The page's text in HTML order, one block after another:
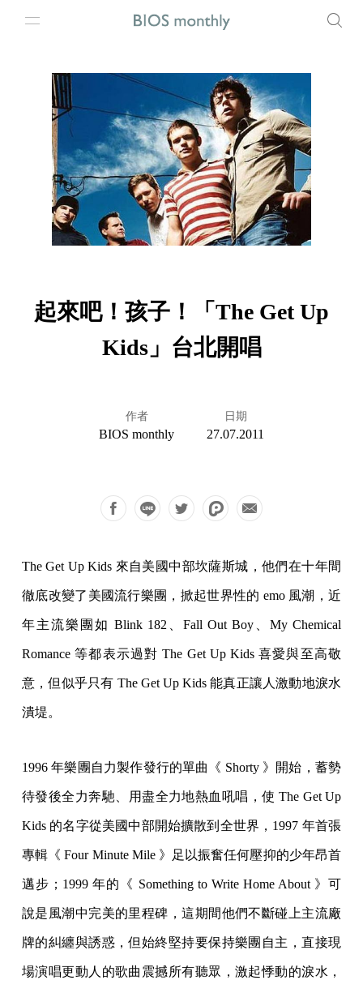
起來吧！孩子！「The Get Up
Kids」台北開唱
作者
BIOS monthly
日期
27.07.2011
The Get Up Kids 來自美國中部坎薩斯城，他們在十年間
徹底改變了美國流行樂團，掀起世界性的 emo 風潮，近
年主流樂團如 Blink 182、Fall Out Boy、My Chemical
Romance 等都表示過對 The Get Up Kids 喜愛與至高敬
意，但似乎只有 The Get Up Kids 能真正讓人激動地淚水
潰堤。
1996 年樂團自力製作發行的單曲《 Shorty 》開始，蓄勢
待發後全力奔馳、用盡全力地熱血吼唱，使 The Get Up
Kids 的名字從美國中部開始擴散到全世界，1997 年首張
專輯《 Four Minute Mile 》足以振奮任何壓抑的少年昂首
邁步；1999 年的《 Something to Write Home About 》可
說是風潮中完美的里程碑，這期間他們不斷碰上主流廠
牌的糾纏與誘惑，但始終堅持要保持樂團自主，直接現
場演唱更動人的歌曲震撼所有聽眾，激起悸動的淚水，